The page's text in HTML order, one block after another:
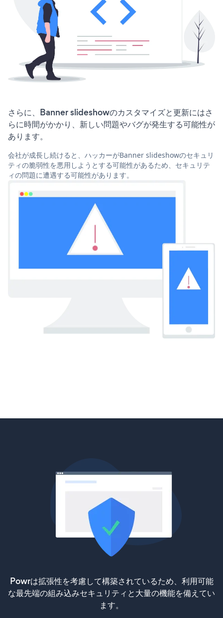
さらに、Banner slideshowのカスタマイズと更新にはさ
らに時間がかかり、新しい問題やバグが発生する可能性が
あります。
会社が成長し続けると、ハッカーがBanner slideshowのセキュリ
ティの脆弱性を悪用しようとする可能性があるため、セキュリテ
ィの問題に遭遇する可能性があります。
Powrは拡張性を考慮して構築されているため、利用可能
な最先端の組み込みセキュリティと大量の機能を備えてい
ます。